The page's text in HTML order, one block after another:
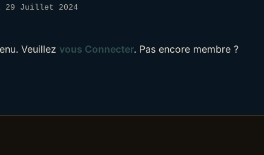
29 Juillet 2024
Veuillez vous Connecter. Pas encore membre ?